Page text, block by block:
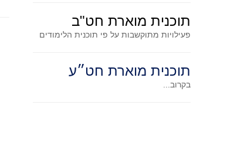
תוכנית מוארת חט"ב
פעילויות מתוקשבות על פי תוכנית הלימודים
תוכנית מוארת חט״ע
בקרוב...